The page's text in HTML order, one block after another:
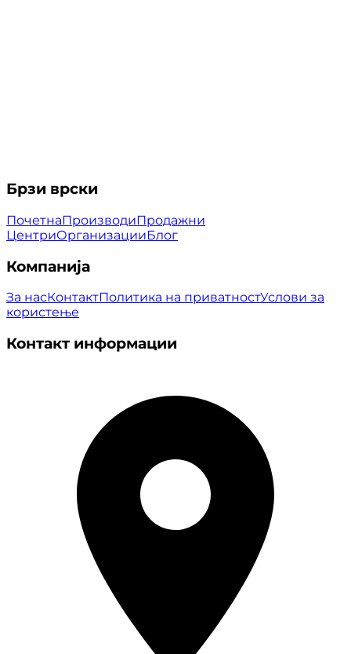
Брзи врски
ПочетнаПроизводиПродажни
ЦентриОрганизацииБлог
Компанија
За насКонтактПолитика на приватностУслови за
користење
Контакт информации